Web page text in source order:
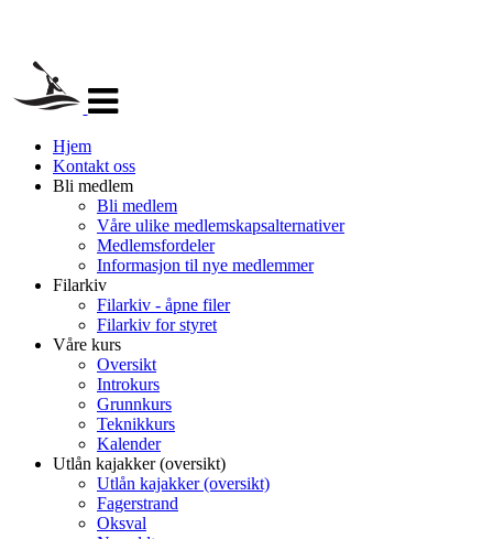
navigasjon
Hjem
Kontakt oss
Bli medlem
Bli medlem
Våre ulike medlemskapsalternativer
Medlemsfordeler
Informasjon til nye medlemmer
Filarkiv
Filarkiv - åpne filer
Filarkiv for styret
Våre kurs
Oversikt
Introkurs
Grunnkurs
Teknikkurs
Kalender
Utlån kajakker (oversikt)
Utlån kajakker (oversikt)
Fagerstrand
Oksval